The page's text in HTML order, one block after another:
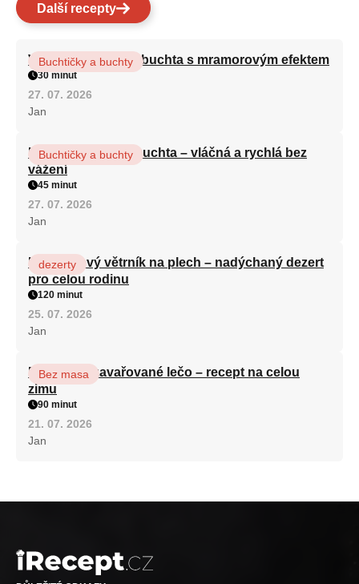
Další recepty
Vláčná olejová litá buchta s mramorovým efektem
Buchtičky a buchty
30 minut
27. 07. 2026
Jan
Hrnková maková buchta – vláčná a rychlá bez
vážení
Buchtičky a buchty
45 minut
27. 07. 2026
Jan
Karamelový větrník na plech – nadýchaný dezert
pro celou rodinu
dezerty
120 minut
25. 07. 2026
Jan
Babiččino zavařované lečo – recept na celou
zimu
Bez masa
90 minut
21. 07. 2026
Jan